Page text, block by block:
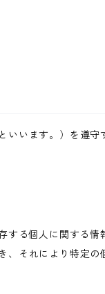
いいます。）を遵守
る個人に関する情
それにより特定の